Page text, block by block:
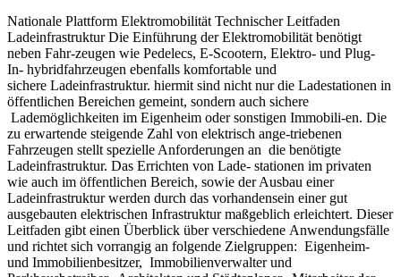
Nationale Plattform Elektromobilität Technischer Leitfaden
Ladeinfrastruktur Die Einführung der Elektromobilität benötigt
neben Fahr-zeugen wie Pedelecs, E-Scootern, Elektro- und Plug-
In- hybridfahrzeugen ebenfalls komfortable und
sichere Ladeinfrastruktur. hiermit sind nicht nur die Ladestationen in
öffentlichen Bereichen gemeint, sondern auch sichere
Lademöglichkeiten im Eigenheim oder sonstigen Immobili-en. Die
zu erwartende steigende Zahl von elektrisch ange-triebenen
Fahrzeugen stellt spezielle Anforderungen an die benötigte
Ladeinfrastruktur. Das Errichten von Lade- stationen im privaten
wie auch im öffentlichen Bereich, sowie der Ausbau einer
Ladeinfrastruktur werden durch das vorhandensein einer gut
ausgebauten elektrischen Infrastruktur maßgeblich erleichtert. Dieser
Leitfaden gibt einen Überblick über verschiedene Anwendungsfälle
und richtet sich vorrangig an folgende Zielgruppen: Eigenheim-
und Immobilienbesitzer, Immobilienverwalter und